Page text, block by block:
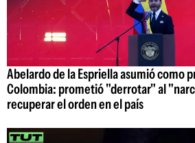
Abelardo de la Espriella asumió como
Colombia: prometió "derrotar" al
recuperar el orden en el país